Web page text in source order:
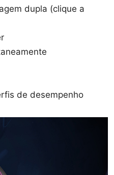
dupla (clique a
de desempenho